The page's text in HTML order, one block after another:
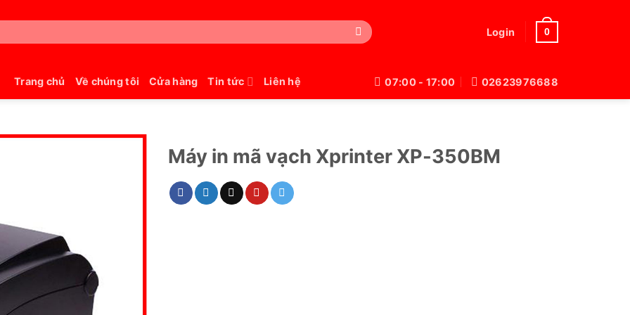
Login 0
Trang chủ Về chúng tôi Cửa hàng Tin tức Liên hệ 07:00 - 17:00 02623976688
Máy in mã vạch Xprinter XP-350BM